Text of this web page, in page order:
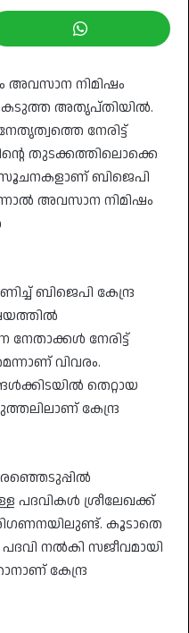
അവസാന നിമിഷം
കടുത്ത അതൃപ്തിയിൽ.
നേരിട്ട്
തുടക്കത്തിലൊക്കെ
സൂചനകളാണ് ബിജെപി
അവസാന നിമിഷം
ബിജെപി കേന്ദ്ര
നേതാക്കൾ നേരിട്ട്
വിവരം.
തെറ്റായ
കേന്ദ്ര
പദവികൾ ശ്രീലേഖക്ക്
കൂടാതെ
പദവി നൽകി സജീവമായി
കേന്ദ്ര